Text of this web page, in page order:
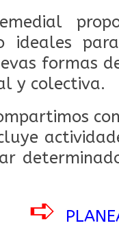
ideales
formas
y colectiva.
➪